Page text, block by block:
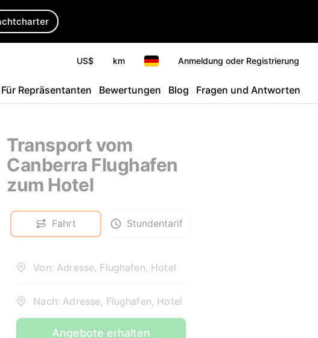
US$ km Anmeldung oder Registrierung
Für Repräsentanten Bewertungen Blog Fragen und Antworten
Transport vom
Canberra Flughafen
zum Hotel
Fahrt Stundentarif
Von: Adresse, Flughafen, Hotel
Nach: Adresse, Flughafen, Hotel
Angebote erhalten